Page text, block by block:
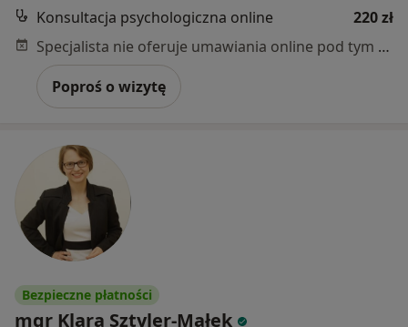
Konsultacja psychologiczna online
220 zł
Specjalista nie oferuje umawiania online pod tym adresem.
Poproś o wizytę
Bezpieczne płatności
mgr Klara Sztyler-Małek